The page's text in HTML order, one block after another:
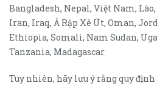
Bangladesh, Nepal, Việt Nam,
Iran, Iraq, Ả Rập Xê Út, Oman,
Ethiopia, Somali, Nam Sudan,
Tanzania, Madagascar
Tuy nhiên, hãy lưu ý rằng quy định